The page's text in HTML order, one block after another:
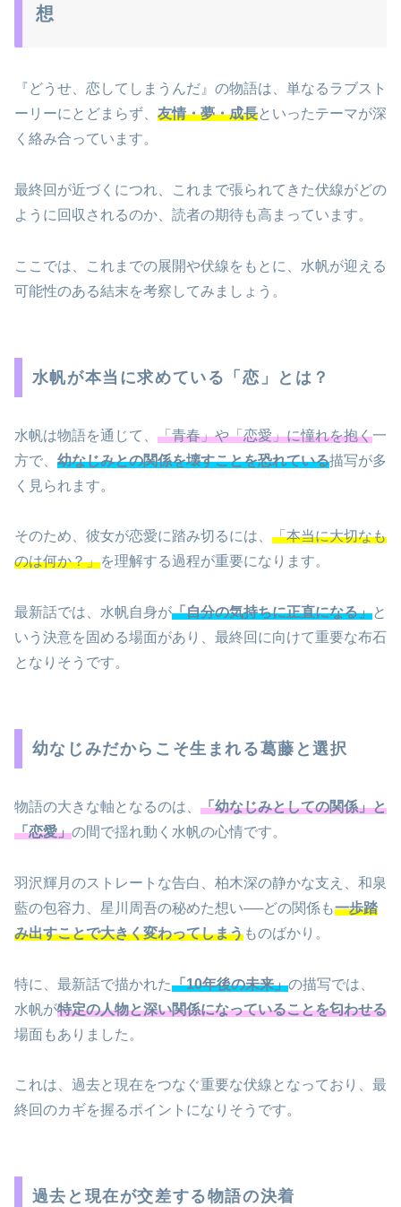
想
『どうせ、恋してしまうんだ』の物語は、単なるラブスト
ーリーにとどまらず、 友情・夢・成長といったテーマが深
く絡み合っています。
最終回が近づくにつれ、これまで張られてきた伏線がどの
ように回収されるのか、読者の期待も高まっています。
ここでは、これまでの展開や伏線をもとに、水帆が迎える
可能性のある結末を考察してみましょう。
水帆が本当に求めている「恋」とは？
水帆は物語を通じて、 「青春」や「恋愛」に憧れを抱く一
方で、 幼なじみとの関係を壊すことを恐れている描写が多
く見られます。
そのため、彼女が恋愛に踏み切るには、 「本当に大切なも
のは何か？」を理解する過程が重要になります。
最新話では、水帆自身が「自分の気持ちに正直になる」と
いう決意を固める場面があり、最終回に向けて重要な布石
となりそうです。
幼なじみだからこそ生まれる葛藤と選択
物語の大きな軸となるのは、 「幼なじみとしての関係」と
「恋愛」の間で揺れ動く水帆の心情です。
羽沢輝月のストレートな告白、柏木深の静かな支え、和泉
藍の包容力、星川周吾の秘めた想い──どの関係も一歩踏
み出すことで大きく変わってしまうものばかり。
特に、最新話で描かれた「10年後の未来」の描写では、
水帆が特定の人物と深い関係になっていることを匂わせる
場面もありました。
これは、過去と現在をつなぐ重要な伏線となっており、最
終回のカギを握るポイントになりそうです。
過去と現在が交差する物語の決着